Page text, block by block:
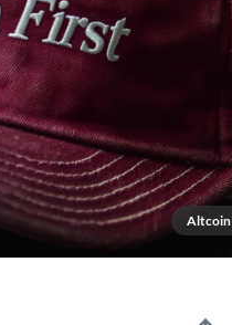
Altcoin